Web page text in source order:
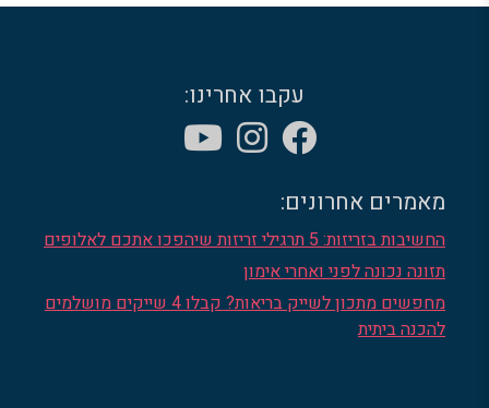
עקבו אחרינו:
מאמרים אחרונים:
החשיבות בזריזות: 5 תרגילי זריזות שיהפכו אתכם לאלופים
תזונה נכונה לפני ואחרי אימון
מחפשים מתכון לשייק בריאות? קבלו 4 שייקים מושלמים
להכנה ביתית